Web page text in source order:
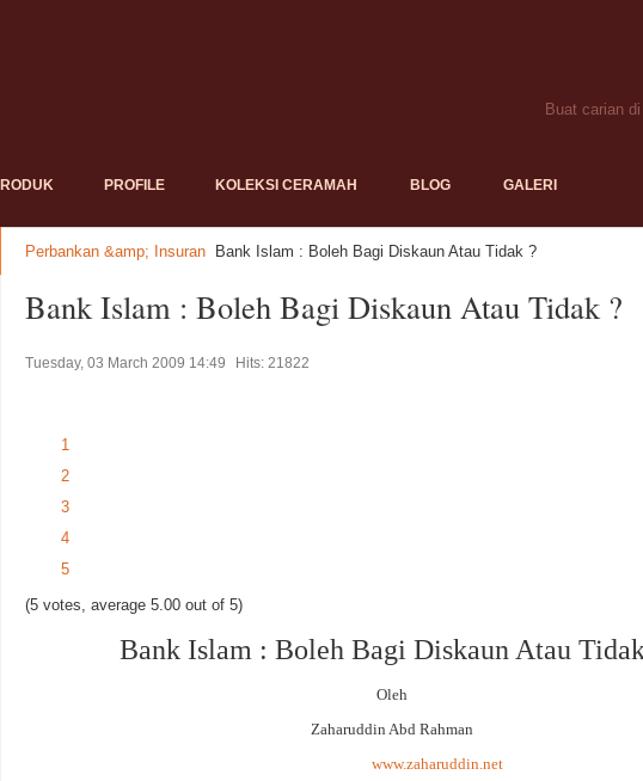
PROFILE KOLEKSI CERAMAH BLOG GALERI
Perbankan &amp; Insuran Bank Islam : Boleh Bagi Diskaun Atau Tidak ?
Bank Islam : Boleh Bagi Diskaun Atau Tidak ?
Tuesday, 03 March 2009 14:49 Hits: 21822
1
2
3
4
5
(5 votes, average 5.00 out of 5)
Bank Islam : Boleh Bagi Diskaun Atau
Oleh
Zaharuddin Abd Rahman
www.zaharuddin.net